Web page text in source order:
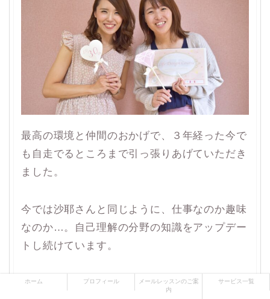
最高の環境と仲間のおかげで、３年経った今で
も自走でるところまで引っ張りあげていただき
ました。
今では沙耶さんと同じように、仕事なのか趣味
なのか…。自己理解の分野の知識をアップデー
トし続けています。
ホーム プロフィール
メールレッスンのご案
内
サービス一覧